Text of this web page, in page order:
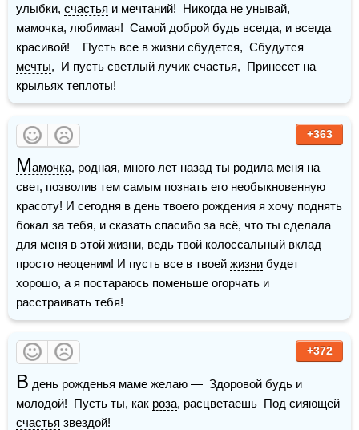
улыбки, счастья и мечтаний!  Никогда не унывай,
мамочка, любимая!  Самой доброй будь всегда, и всегда
мечты,  И пусть светлый лучик счастья,  Принесет на
крыльях теплоты!
+363
Мамочка, родная, много лет назад ты родила меня на
свет, позволив тем самым познать его необыкновенную
красоту! И сегодня в день твоего рождения я хочу поднять
бокал за тебя, и сказать спасибо за всё, что ты сделала
для меня в этой жизни, ведь твой колоссальный вклад
просто неоценим! И пусть все в твоей жизни будет
хорошо, а я постараюсь поменьше огорчать и
расстраивать тебя!
+372
В день рожденья маме желаю —  Здоровой будь и
молодой!  Пусть ты, как роза
счастья звездой!